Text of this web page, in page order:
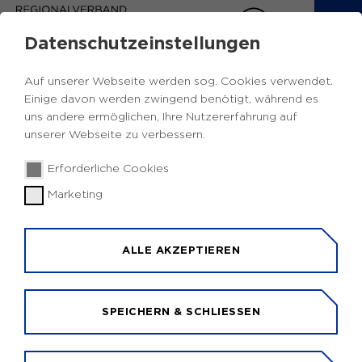
EUROPA INFOS RUHR
Zurück
17.12.2024 | Förderaufruf
Sport
Kooperationsprojekte im Kulturbereich
Die EU-Kommission hat die diesjährigen Aufrufe
im EU-Programm Creative Europe veröffentlicht.
Datenschutzeinstellungen
Auf unserer Webseite werden sog. Cookies verwendet.
Einige davon werden zwingend benötigt, während es
uns andere ermöglichen, Ihre Nutzererfahrung auf
unserer Webseite zu verbessern.
Erforderliche Cookies
Marketing
ALLE AKZEPTIEREN
SPEICHERN & SCHLIESSEN